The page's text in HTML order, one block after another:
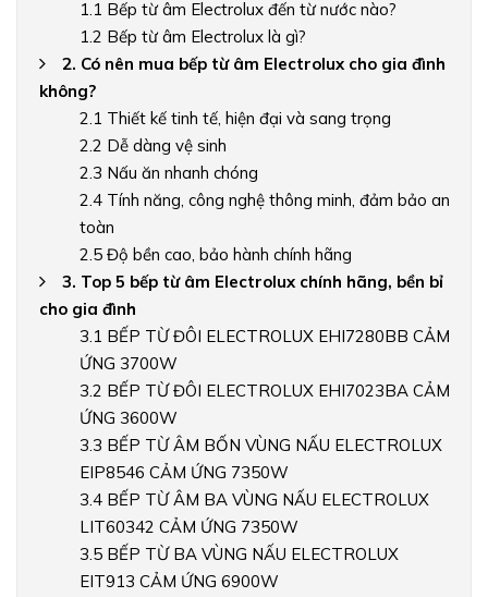
1.1 Bếp từ âm Electrolux đến từ nước nào?
1.2 Bếp từ âm Electrolux là gì?
2. Có nên mua bếp từ âm Electrolux cho gia đình
không?
2.1 Thiết kế tinh tế, hiện đại và sang trọng
2.2 Dễ dàng vệ sinh
2.3 Nấu ăn nhanh chóng
2.4 Tính năng, công nghệ thông minh, đảm bảo an
toàn
2.5 Độ bền cao, bảo hành chính hãng
3. Top 5 bếp từ âm Electrolux chính hãng, bền bỉ
cho gia đình
3.1 BẾP TỪ ĐÔI ELECTROLUX EHI7280BB CẢM
ỨNG 3700W
3.2 BẾP TỪ ĐÔI ELECTROLUX EHI7023BA CẢM
ỨNG 3600W
3.3 BẾP TỪ ÂM BỐN VÙNG NẤU ELECTROLUX
EIP8546 CẢM ỨNG 7350W
3.4 BẾP TỪ ÂM BA VÙNG NẤU ELECTROLUX
LIT60342 CẢM ỨNG 7350W
3.5 BẾP TỪ BA VÙNG NẤU ELECTROLUX
EIT913 CẢM ỨNG 6900W